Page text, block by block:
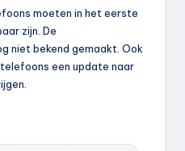
moeten in het eerste
zijn. De
niet bekend gemaakt. Ook
een update naar